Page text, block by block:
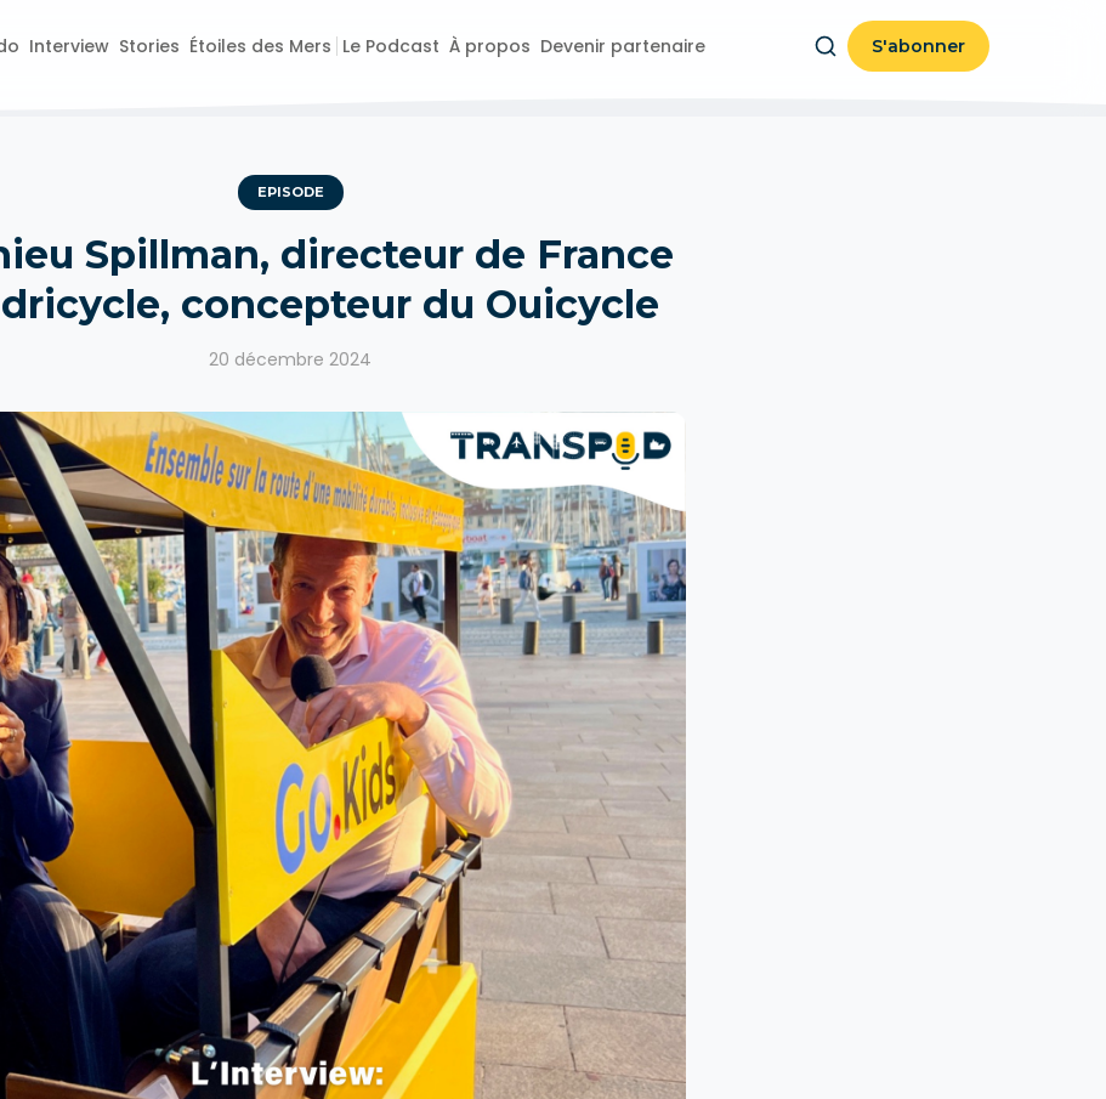
Interview Stories Étoiles des Mers Le Podcast À propos Devenir partenaire S'abonner
EPISODE
Spillman, directeur de France
concepteur du Ouicycle
20 décembre 2024